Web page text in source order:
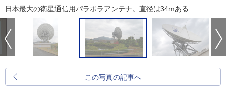
日本最大の衛星通信用パラボラアンテナ。直径は34mある
この写真の記事へ